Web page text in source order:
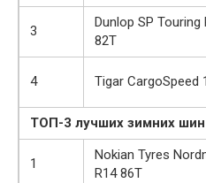
3
Dunlop SP Touring
82T
4 Tigar CargoSpeed
ТОП-3 лучших зимних шин
1
Nokian Tyres
R14 86T